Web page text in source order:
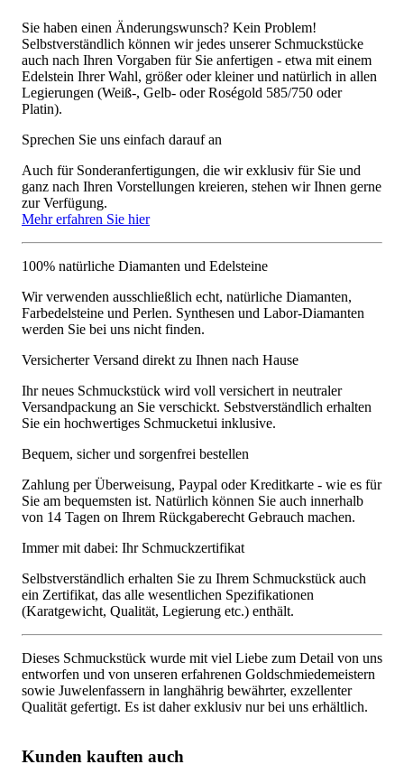
Sie haben einen Änderungswunsch? Kein Problem!
Selbstverständlich können wir jedes unserer Schmuckstücke
auch nach Ihren Vorgaben für Sie anfertigen - etwa mit einem
Edelstein Ihrer Wahl, größer oder kleiner und natürlich in allen
Legierungen (Weiß-, Gelb- oder Roségold 585/750 oder
Platin).
Sprechen Sie uns einfach darauf an
Auch für Sonderanfertigungen, die wir exklusiv für Sie und
ganz nach Ihren Vorstellungen kreieren, stehen wir Ihnen gerne
zur Verfügung.
Mehr erfahren Sie hier
100% natürliche Diamanten und Edelsteine
Wir verwenden ausschließlich echt, natürliche Diamanten,
Farbedelsteine und Perlen. Synthesen und Labor-Diamanten
werden Sie bei uns nicht finden.
Versicherter Versand direkt zu Ihnen nach Hause
Ihr neues Schmuckstück wird voll versichert in neutraler
Versandpackung an Sie verschickt. Sebstverständlich erhalten
Sie ein hochwertiges Schmucketui inklusive.
Bequem, sicher und sorgenfrei bestellen
Zahlung per Überweisung, Paypal oder Kreditkarte - wie es für
Sie am bequemsten ist. Natürlich können Sie auch innerhalb
von 14 Tagen on Ihrem Rückgaberecht Gebrauch machen.
Immer mit dabei: Ihr Schmuckzertifikat
Selbstverständlich erhalten Sie zu Ihrem Schmuckstück auch
ein Zertifikat, das alle wesentlichen Spezifikationen
(Karatgewicht, Qualität, Legierung etc.) enthält.
Dieses Schmuckstück wurde mit viel Liebe zum Detail von uns
entworfen und von unseren erfahrenen Goldschmiedemeistern
sowie Juwelenfassern in langhährig bewährter, exzellenter
Qualität gefertigt. Es ist daher exklusiv nur bei uns erhältlich.
Kunden kauften auch